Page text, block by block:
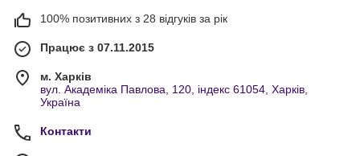
100% позитивних з 28 відгуків за рік
Працює з 07.11.2015
м. Харків
вул. Академіка Павлова, 120, індекс 61054, Харків,
Україна
Контакти